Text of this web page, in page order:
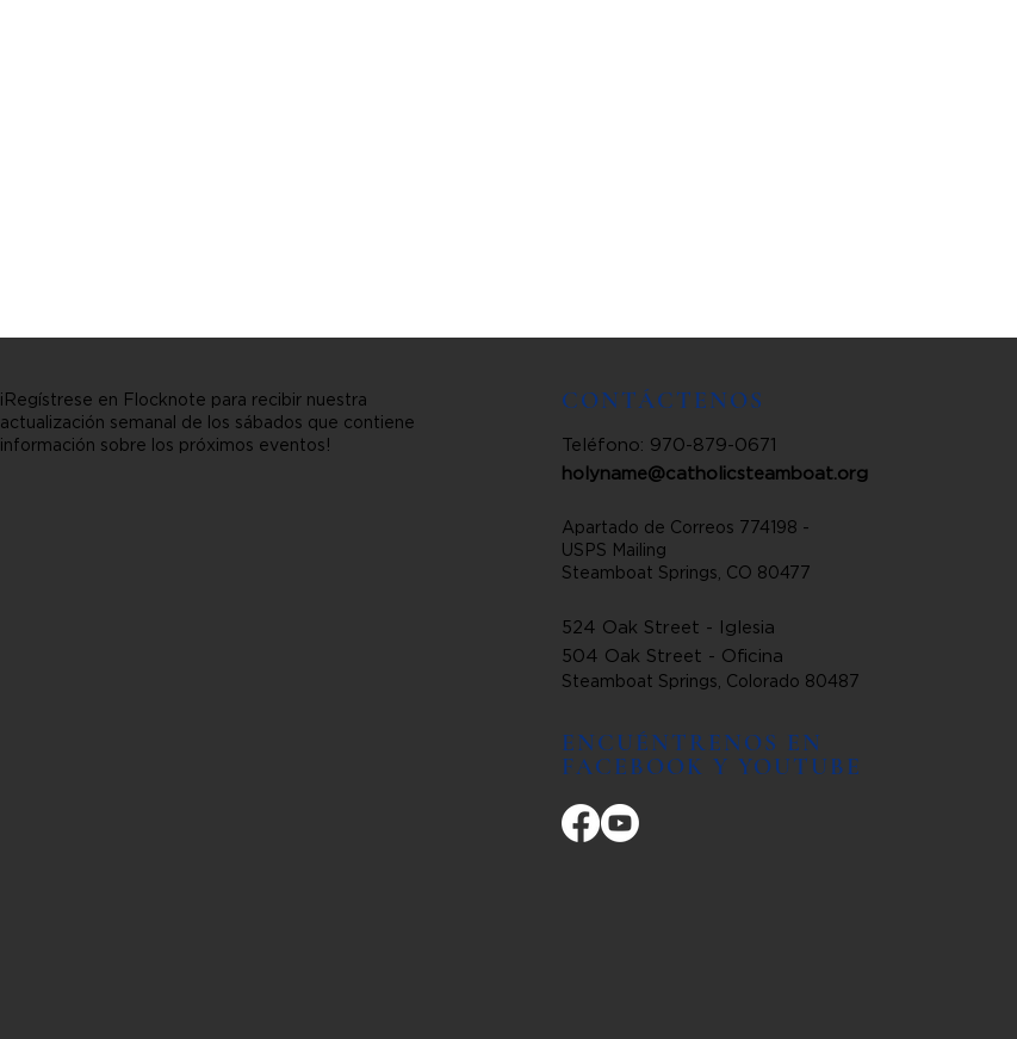
¡Regístrese en Flocknote para recibir nuestra
actualización semanal de los sábados que contiene
información sobre los próximos eventos!
CONTÁCTENOS
Teléfono: 970-879-0671
holyname@catholicsteamboat.org
Apartado de Correos 774198 -
USPS Mailing
Steamboat Springs, CO 80477
524 Oak Street - Iglesia
504 Oak Street - Oficina
Steamboat Springs, Colorado 80487
ENCUÉNTRENOS EN
FACEBOOK Y YOUTUBE